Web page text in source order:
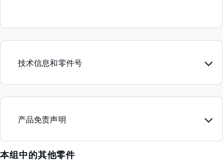
技术信息和零件号
产品免责声明
本组中的其他零件